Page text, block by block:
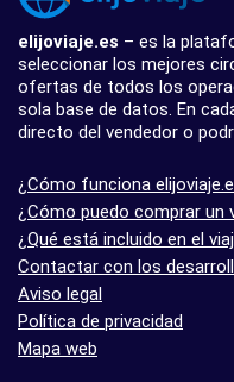
elijoviaje.es – es la
seleccionar los mejores
ofertas de todos los
sola base de datos. En
directo del vendedor o
¿Cómo funciona
¿Cómo puedo comprar un
¿Qué está incluido en el
Contactar con los
Aviso legal
Política de privacidad
Mapa web